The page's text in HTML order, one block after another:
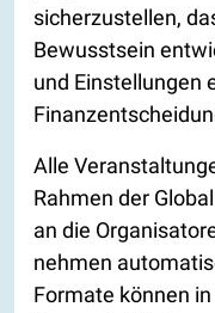
sicherzustellen,
Bewusstsein
und Einstellungen
Alle
Rahmen der
an die
nehmen
Formate können